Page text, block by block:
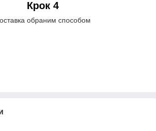
Крок 4
обраним способом